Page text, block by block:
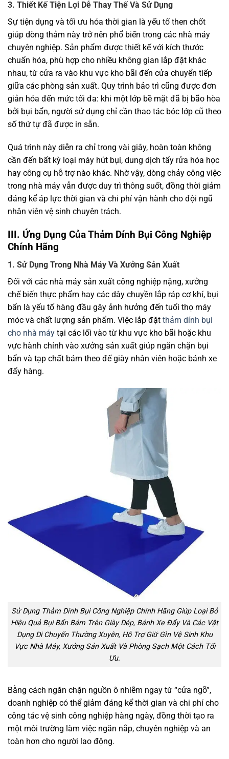
3. Thiết Kế Tiện Lợi Dễ Thay Thế Và Sử Dụng
Sự tiện dụng và tối ưu hóa thời gian là yếu tố then chốt
giúp dòng thảm này trở nên phổ biến trong các nhà máy
chuyên nghiệp. Sản phẩm được thiết kế với kích thước
chuẩn hóa, phù hợp cho nhiều không gian lắp đặt khác
nhau, từ cửa ra vào khu vực kho bãi đến cửa chuyển tiếp
giữa các phòng sản xuất. Quy trình bảo trì cũng được đơn
giản hóa đến mức tối đa: khi một lớp bề mặt đã bị bão hòa
bởi bụi bẩn, người sử dụng chỉ cần thao tác bóc lớp cũ theo
số thứ tự đã được in sẵn.
Quá trình này diễn ra chỉ trong vài giây, hoàn toàn không
cần đến bất kỳ loại máy hút bụi, dung dịch tẩy rửa hóa học
hay công cụ hỗ trợ nào khác. Nhờ vậy, dòng chảy công việc
trong nhà máy vẫn được duy trì thông suốt, đồng thời giảm
đáng kể áp lực thời gian và chi phí vận hành cho đội ngũ
nhân viên vệ sinh chuyên trách.
III. Ứng Dụng Của Thảm Dính Bụi Công Nghiệp
Chính Hãng
1. Sử Dụng Trong Nhà Máy Và Xưởng Sản Xuất
Đối với các nhà máy sản xuất công nghiệp nặng, xưởng
chế biến thực phẩm hay các dây chuyền lắp ráp cơ khí, bụi
bẩn là yếu tố hàng đầu gây ảnh hưởng đến tuổi thọ máy
móc và chất lượng sản phẩm. Việc lắp đặt thảm dính bụi
cho nhà máy tại các lối vào từ khu vực kho bãi hoặc khu
vực hành chính vào xưởng sản xuất giúp ngăn chặn bụi
bẩn và tạp chất bám theo đế giày nhân viên hoặc bánh xe
đẩy hàng.
Sử Dụng Thảm Dính Bụi Công Nghiệp Chính Hãng Giúp Loại Bỏ
Hiệu Quả Bụi Bẩn Bám Trên Giày Dép, Bánh Xe Đẩy Và Các Vật
Dụng Di Chuyển Thường Xuyên, Hỗ Trợ Giữ Gìn Vệ Sinh Khu
Vực Nhà Máy, Xưởng Sản Xuất Và Phòng Sạch Một Cách Tối
Ưu.
Bằng cách ngăn chặn nguồn ô nhiễm ngay từ “cửa ngõ”,
doanh nghiệp có thể giảm đáng kể thời gian và chi phí cho
công tác vệ sinh công nghiệp hàng ngày, đồng thời tạo ra
một môi trường làm việc ngăn nắp, chuyên nghiệp và an
toàn hơn cho người lao động.